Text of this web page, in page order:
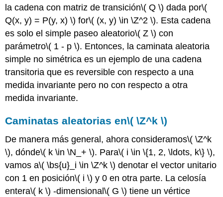
la cadena con matriz de transición\( Q \) dada por\(
Q(x, y) = P(y, x) \) for\( (x, y) \in \Z^2 \). Esta cadena
es solo el simple paseo aleatorio\( Z \) con
parámetro\( 1 - p \). Entonces, la caminata aleatoria
simple no simétrica es un ejemplo de una cadena
transitoria que es reversible con respecto a una
medida invariante pero no con respecto a otra
medida invariante.
Caminatas aleatorias en\( \Z^k \)
De manera más general, ahora consideramos\( \Z^k
\), dónde\( k \in \N_+ \). Para\( i \in \{1, 2, \ldots, k\} \),
vamos a\( \bs{u}_i \in \Z^k \) denotar el vector unitario
con 1 en posición\( i \) y 0 en otra parte. La celosía
entera\( k \) -dimensional\( G \) tiene un vértice